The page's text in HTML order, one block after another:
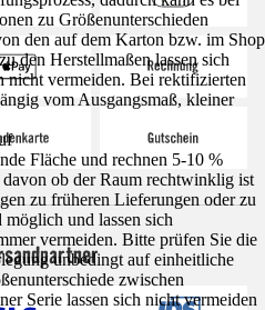
zu Größenunterschieden
den auf dem Karton bzw. im Shop
den Herstellmaßen lassen sich
nicht vermeiden. Bei rektifizierten
vom Ausgangsmaß, kleiner
Fläche und rechnen 5-10 %
ob der Raum rechtwinklig ist
zu früheren Lieferungen oder zu
und lassen sich
vermeiden. Bitte prüfen Sie die
unbedingt auf einheitliche
zwischen
Serie lassen sich nicht vermeiden